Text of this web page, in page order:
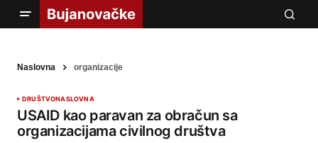
Naslovna organizacije
DRUŠTVONASLOVNA
USAID kao paravan za obračun sa
organizacijama civilnog društva